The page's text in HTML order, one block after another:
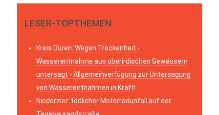
LESER-TOPTHEMEN
Kreis Düren: Wegen Trockenheit -
Wasserentnahme aus oberirdischen Gewässern
untersagt - Allgemeinverfügung zur Untersagung
von Wasserentnahmen in Kraft!
Niederzier: tödlicher Motorradunfall auf der